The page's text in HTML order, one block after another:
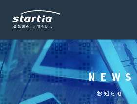
サービス
SERVICE
NEWS
お知らせ